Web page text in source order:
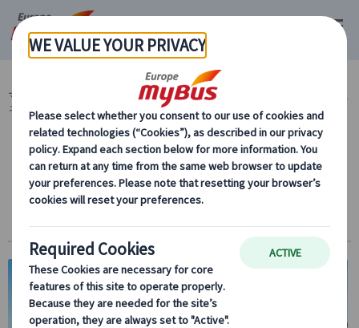
マイバス・ヨーロッパ ドイツ (28) ミュンヘン (9)
ュンヘン発 列車利用のツアー (1)
【プライベートツアー】ミュンヘン発 世界遺
産レーゲンスブルク日帰り観光（日本語ガイ